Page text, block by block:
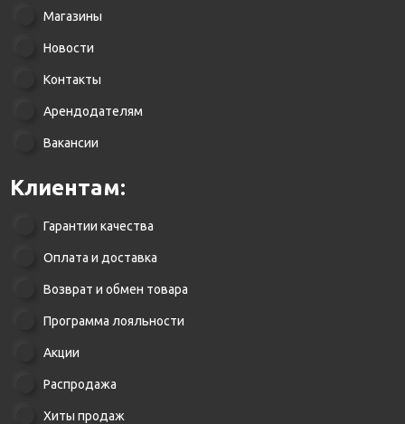
Магазины
Новости
Контакты
Арендодателям
Вакансии
Клиентам:
Гарантии качества
Оплата и доставка
Возврат и обмен товара
Программа лояльности
Акции
Распродажа
Хиты продаж